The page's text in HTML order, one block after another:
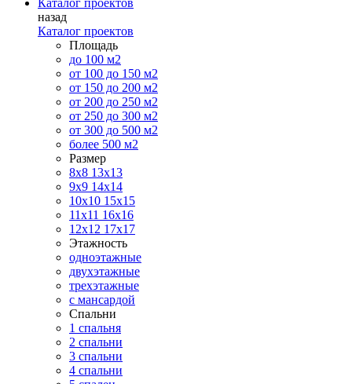
Каталог проектов
назад
Каталог проектов
Площадь
до 100 м2
от 100 до 150 м2
от 150 до 200 м2
от 200 до 250 м2
от 250 до 300 м2
от 300 до 500 м2
более 500 м2
Размер
8х8 13х13
9х9 14х14
10х10 15х15
11x11 16х16
12х12 17х17
Этажность
одноэтажные
двухэтажные
трехэтажные
с мансардой
Спальни
1 спальня
2 спальни
3 спальни
4 спальни